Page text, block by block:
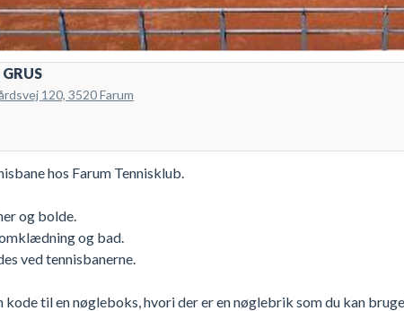
120, 3520 Farum
hos Farum Tennisklub.
og bolde.
og bad.
ved tennisbanerne.
kode til en nøgleboks, hvori der er en nøglebrik som du kan